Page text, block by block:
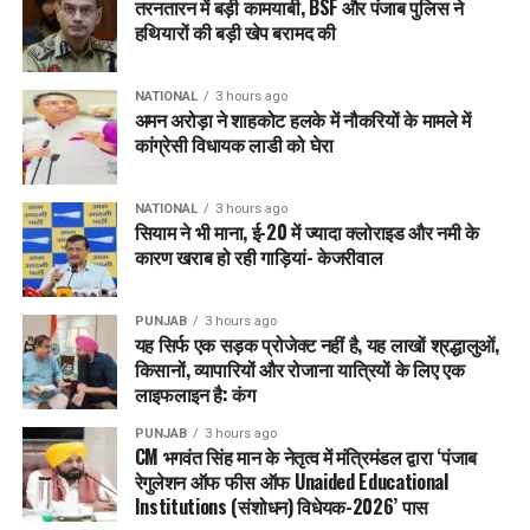
कागजों में नहीं, बल्कि हर स्कूल तक पहुंच गया है। पिछली सरकारों के
दौरान शिक्षकों को शौचालय की मरम्मत या झाड़ू खरीदने के लिए चंदा
इकट्ठा करना पड़ता था, लेकिन अब वे कहते हैं कि ग्रांट न भेजो, हम
पिछली ग्रांट भी पूरी तरह खर्च नहीं कर पाए।”
उन्होंने भगवंत मान सरकार के शासन में स्कूलों के बुनियादी ढांचे में सुधार पर
सेकेंडरी स्कूल में अब एक समर्पित कैंपस मैनेजर है, जबकि 100 से अधिक
विद्यार्थियों वाले स्कूलों को सुरक्षा गार्ड और सेनिटेशन स्टाफ प्रदान किया
गया है। पहले ये सुविधाएं स्कूलों में उपलब्ध नहीं थी।
शैक्षणिक सुधारों के बारे में शिक्षा मंत्री हरजोत सिंह बैंस ने कहा कि अब
विद्यार्थियों को समय पर पाठ्य-पुस्तकें पहुंच रही हैं। उन्होंने आगे कहा,
“पहले शिक्षक बच्चों को फोटोकॉपी करवाकर सिलेबस पूरा करवाने के लिए
मजबूर थे क्योंकि उन्हें सितंबर या अक्टूबर तक किताबें नहीं पहुंचती थीं। इस
साल पंजाब सरकार ने प्राइवेट स्कूल की तरह हर बच्चे को 1 अप्रैल तक
पूरी पाठ्य-पुस्तकें मुफ्त उपलब्ध कराई हैं। यह सरकार की सुचारू योजना
और राजनीतिक इच्छाशक्ति के कारण ही संभव हो सका।”
तरनतारन में बड़ी कामयाबी, BSF और पंजाब पुलिस ने
हथियारों की बड़ी खेप बरामद की
NATIONAL 3 hours ago
अमन अरोड़ा ने शाहकोट हलके में नौकरियों के मामले में
कांग्रेसी विधायक लाडी को घेरा
NATIONAL 3 hours ago
सियाम ने भी माना, ई-20 में ज्यादा क्लोराइड और नमी के
कारण खराब हो रही गाड़ियां- केजरीवाल
PUNJAB 3 hours ago
यह सिर्फ एक सड़क प्रोजेक्ट नहीं है, यह लाखों श्रद्धालुओं,
किसानों, व्यापारियों और रोजाना यात्रियों के लिए एक
लाइफलाइन है: कंग
PUNJAB 3 hours ago
CM भगवंत सिंह मान के नेतृत्व में मंत्रिमंडल द्वारा ‘पंजाब
रेगुलेशन ऑफ फीस ऑफ Unaided Educational
Institutions (संशोधन) विधेयक-2026’ पास